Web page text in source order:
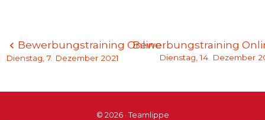
Beitragsnavigation
Bewerbungstraining Online
Dienstag, 7. Dezember 2021
Bewerbungstraining
Dienstag, 14. Dezember
© 2026 · Teamlippe